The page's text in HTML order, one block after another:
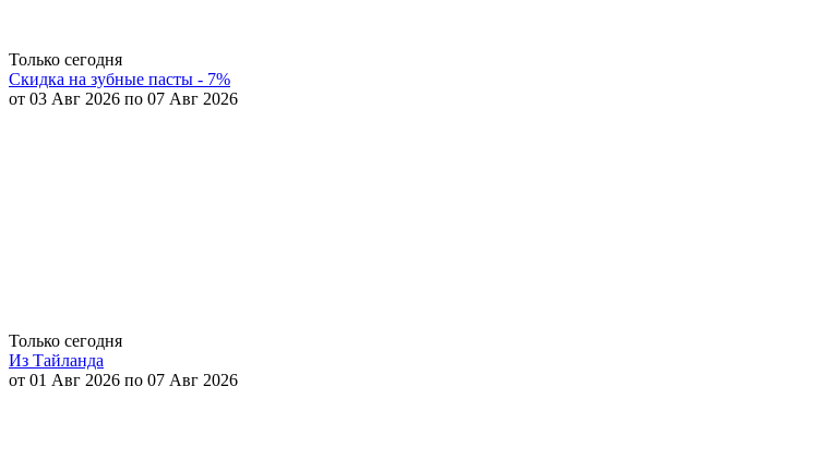
Только сегодня
Скидка на зубные пасты - 7%
от 03 Авг 2026 по 07 Авг 2026
Только сегодня
Из Тайланда
от 01 Авг 2026 по 07 Авг 2026